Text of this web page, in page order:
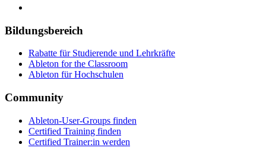
Bildungsbereich
Rabatte für Studierende und Lehrkräfte
Ableton for the Classroom
Ableton für Hochschulen
Community
Ableton-User-Groups finden
Certified Training finden
Certified Trainer:in werden